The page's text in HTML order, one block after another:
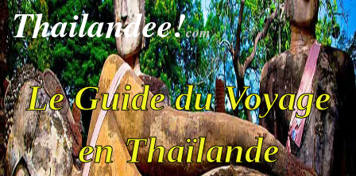
Thailandee!com
Le Guide du Voyage
en Thaïlande